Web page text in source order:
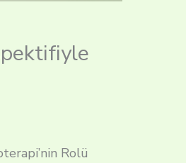
Rolü